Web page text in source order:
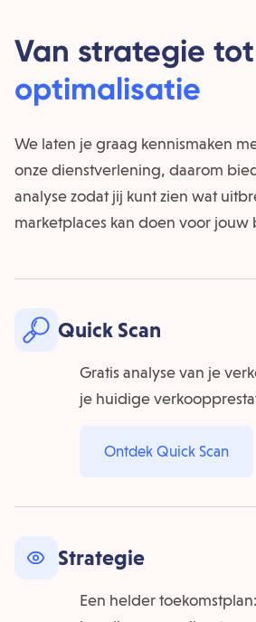
Van strategie tot
optimalisatie
We laten je graag kennismaken
onze dienstverlening, daarom
analyse zodat jij kunt zien wat
marketplaces kan doen voor jouw
Quick Scan
Gratis analyse van je
je huidige
Ontdek Quick Scan
Strategie
Een helder